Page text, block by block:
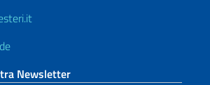
Newsletter